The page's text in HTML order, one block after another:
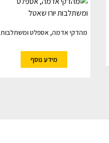
מהדקי אדמה, אספלט ומשתלבות
מידע נוסף